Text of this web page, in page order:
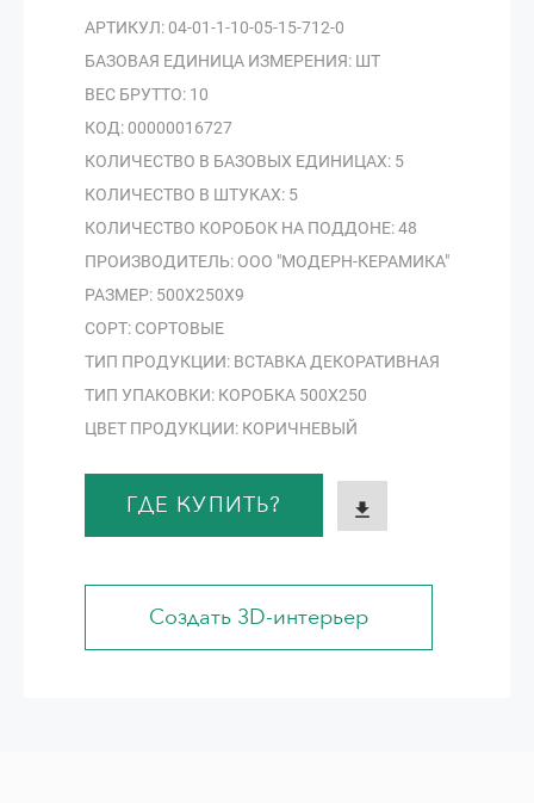
АРТИКУЛ: 04-01-1-10-05-15-712-0
БАЗОВАЯ ЕДИНИЦА ИЗМЕРЕНИЯ: ШТ
ВЕС БРУТТО: 10
КОД: 00000016727
КОЛИЧЕСТВО В БАЗОВЫХ ЕДИНИЦАХ: 5
КОЛИЧЕСТВО В ШТУКАХ: 5
КОЛИЧЕСТВО КОРОБОК НА ПОДДОНЕ: 48
ПРОИЗВОДИТЕЛЬ: ООО "МОДЕРН-КЕРАМИКА"
РАЗМЕР: 500Х250Х9
СОРТ: СОРТОВЫЕ
ТИП ПРОДУКЦИИ: ВСТАВКА ДЕКОРАТИВНАЯ
ТИП УПАКОВКИ: КОРОБКА 500Х250
ЦВЕТ ПРОДУКЦИИ: КОРИЧНЕВЫЙ
ГДЕ КУПИТЬ?
Создать 3D-интерьер